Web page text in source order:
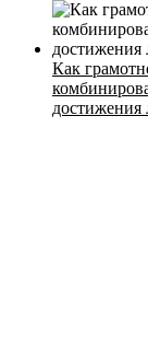
Как
достижения